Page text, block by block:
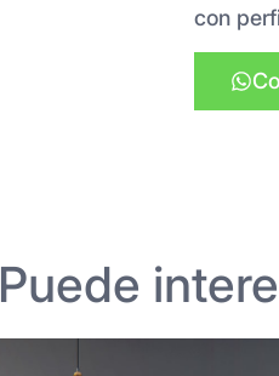
con
Puede